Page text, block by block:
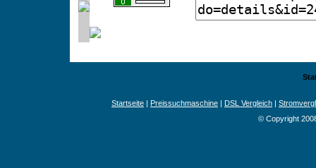
Startseite | Preissuchmaschine | DSL Vergleich |
© Copyright